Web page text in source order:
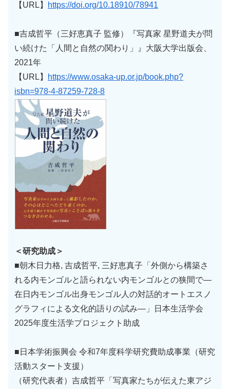
【URL】
https://doi.org/10.18910/78941
■吉成哲平（三好恵真子 監修）『写真家 星野道夫が問
い続けた「人間と自然の関わり」』大阪大学出版会、
2021年
【URL】
https://www.osaka-up.or.jp/book.php?
isbn=978-4-87259-728-8
＜研究助成＞
■朝木日力格, 吉成哲平, 三好恵真子「外側から構築さ
れる内モンゴルと語られない内モンゴルとの狭間で―
在日内モンゴル出身モンゴル人の対話的オートエスノ
グラフィによる文化的語りの試み―」日本生活学会
2025年度生活学プロジェクト助成
■日本学術振興会 令和7年度科学研究費助成事業（研究
活動スタート支援）
（研究代表者）吉成哲平「写真家たちが伝えた東アジ